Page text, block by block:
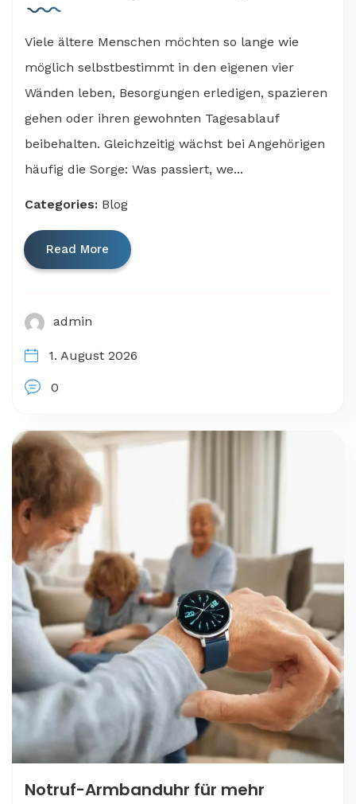
Viele ältere Menschen möchten so lange wie
möglich selbstbestimmt in den eigenen vier
Wänden leben, Besorgungen erledigen, spazieren
gehen oder ihren gewohnten Tagesablauf
beibehalten. Gleichzeitig wächst bei Angehörigen
häufig die Sorge: Was passiert, we...
Categories: Blog
Read More
admin
1. August 2026
0
Notruf-Armbanduhr für mehr